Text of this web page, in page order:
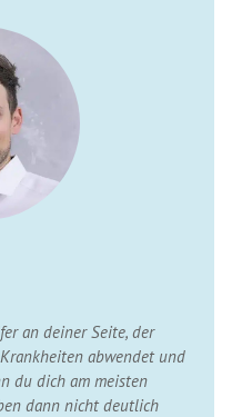
an deiner Seite, der
abwendet und
du dich am meisten
dann nicht deutlich